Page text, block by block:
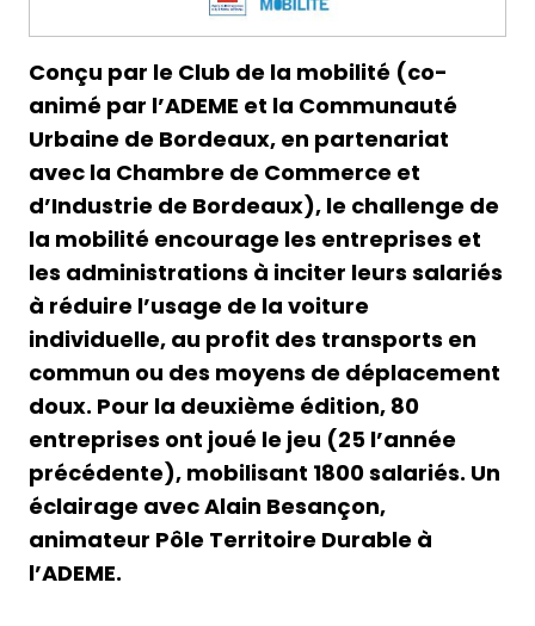
Conçu par le Club de la mobilité (co-
animé par l’ADEME et la Communauté
Urbaine de Bordeaux, en partenariat
avec la Chambre de Commerce et
d’Industrie de Bordeaux), le challenge de
la mobilité encourage les entreprises et
les administrations à inciter leurs salariés
à réduire l’usage de la voiture
individuelle, au profit des transports en
commun ou des moyens de déplacement
doux. Pour la deuxième édition, 80
entreprises ont joué le jeu (25 l’année
précédente), mobilisant 1800 salariés. Un
éclairage avec Alain Besançon,
animateur Pôle Territoire Durable à
l’ADEME.